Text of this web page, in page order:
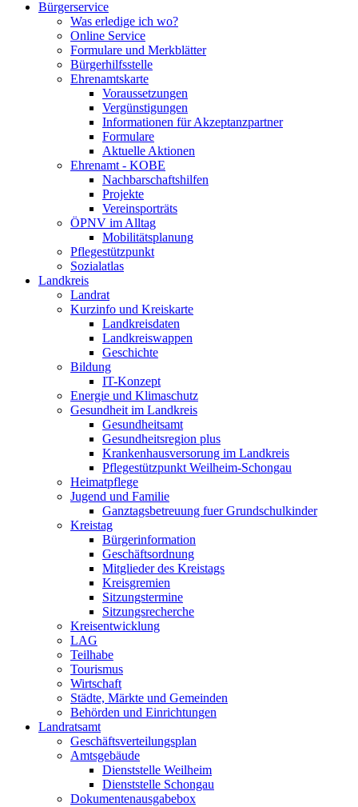
Bürgerservice
Was erledige ich wo?
Online Service
Formulare und Merkblätter
Bürgerhilfsstelle
Ehrenamtskarte
Voraussetzungen
Vergünstigungen
Informationen für Akzeptanzpartner
Formulare
Aktuelle Aktionen
Ehrenamt - KOBE
Nachbarschaftshilfen
Projekte
Vereinsporträts
ÖPNV im Alltag
Mobilitätsplanung
Pflegestützpunkt
Sozialatlas
Landkreis
Landrat
Kurzinfo und Kreiskarte
Landkreisdaten
Landkreiswappen
Geschichte
Bildung
IT-Konzept
Energie und Klimaschutz
Gesundheit im Landkreis
Gesundheitsamt
Gesundheitsregion plus
Krankenhausversorung im Landkreis
Pflegestützpunkt Weilheim-Schongau
Heimatpflege
Jugend und Familie
Ganztagsbetreuung fuer Grundschulkinder
Kreistag
Bürgerinformation
Geschäftsordnung
Mitglieder des Kreistags
Kreisgremien
Sitzungstermine
Sitzungsrecherche
Kreisentwicklung
LAG
Teilhabe
Tourismus
Wirtschaft
Städte, Märkte und Gemeinden
Behörden und Einrichtungen
Landratsamt
Geschäftsverteilungsplan
Amtsgebäude
Dienststelle Weilheim
Dienststelle Schongau
Dokumentenausgabebox